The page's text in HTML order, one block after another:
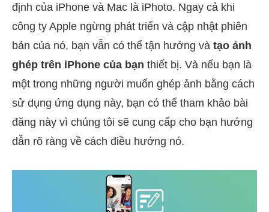
định của iPhone và Mac là iPhoto. Ngay cả khi
công ty Apple ngừng phát triển và cập nhật phiên
bản của nó, bạn vẫn có thể tận hưởng và tạo ảnh
ghép trên iPhone của bạn thiết bị. Và nếu bạn là
một trong những người muốn ghép ảnh bằng cách
sử dụng ứng dụng này, bạn có thể tham khảo bài
đăng này vì chúng tôi sẽ cung cấp cho bạn hướng
dẫn rõ ràng về cách điều hướng nó.